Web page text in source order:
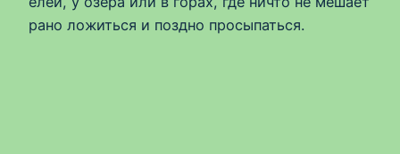
рано ложиться и поздно просыпаться.